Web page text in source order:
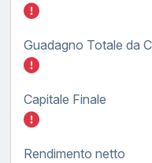
Inserisci
Guadagno Totale da
Inserisci
Capitale Finale
Inserisci
Rendimento netto